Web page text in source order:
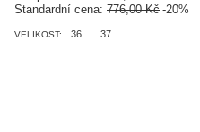
Standardní cena: 776,00 Kč -20%
VELIKOST: 36 37